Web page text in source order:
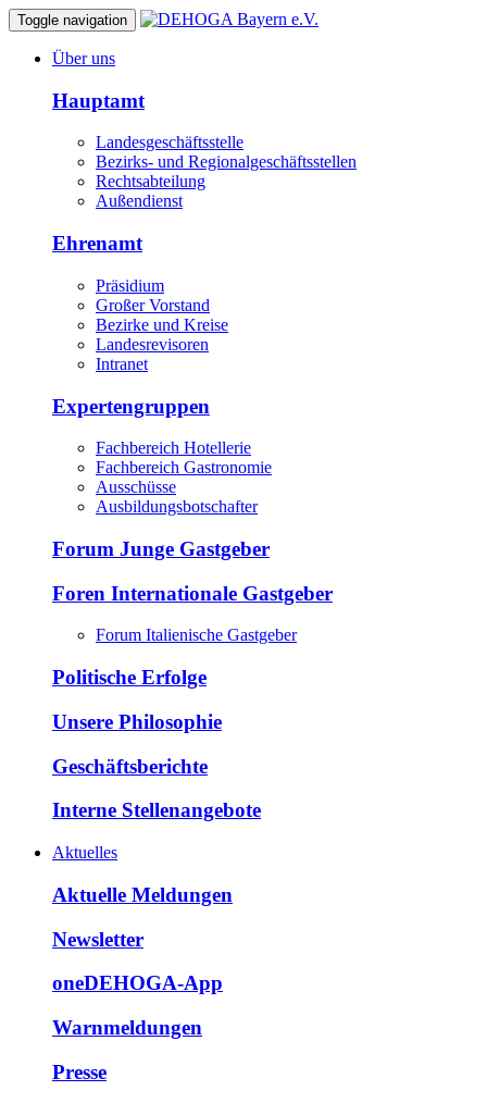
Toggle navigation
Über uns
Hauptamt
Landesgeschäftsstelle
Bezirks- und Regionalgeschäftsstellen
Rechtsabteilung
Außendienst
Ehrenamt
Präsidium
Großer Vorstand
Bezirke und Kreise
Landesrevisoren
Intranet
Expertengruppen
Fachbereich Hotellerie
Fachbereich Gastronomie
Ausschüsse
Ausbildungsbotschafter
Forum Junge Gastgeber
Foren Internationale Gastgeber
Forum Italienische Gastgeber
Politische Erfolge
Unsere Philosophie
Geschäftsberichte
Interne Stellenangebote
Aktuelles
Aktuelle Meldungen
Newsletter
oneDEHOGA-App
Warnmeldungen
Presse